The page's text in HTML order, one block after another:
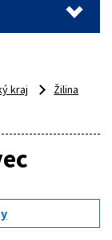
kraj
Žilina